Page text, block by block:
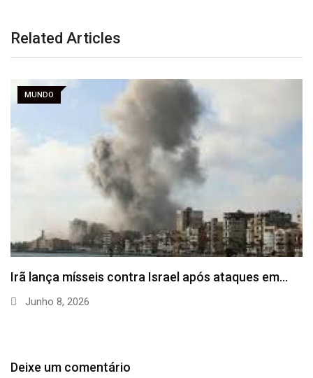
Related Articles
MUNDO
Irã lança mísseis contra Israel após ataques em…
Junho 8, 2026
Deixe um comentário